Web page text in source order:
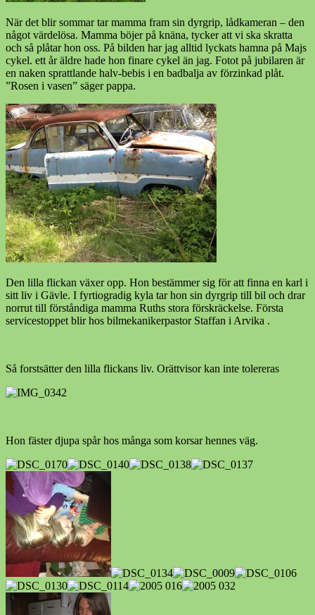
När det blir sommar tar mamma fram sin dyrgrip, lådkameran – den
något värdelösa. Mamma böjer på knäna, tycker att vi ska skratta
och så plåtar hon oss. På bilden har jag alltid lyckats hamna på Majs
cykel. ett år äldre hade hon finare cykel än jag. Fotot på jubilaren är
en naken sprattlande halv-bebis i en badbalja av förzinkad plåt.
”Rosen i vasen” säger pappa.
Den lilla flickan växer opp. Hon bestämmer sig för att finna en karl i
sitt liv i Gävle. I fyrtiogradig kyla tar hon sin dyrgrip till bil och drar
norrut till förståndiga mamma Ruths stora förskräckelse. Första
servicestoppet blir hos bilmekanikerpastor Staffan i Arvika .
Så forstsätter den lilla flickans liv. Orättvisor kan inte tolereras
Hon fäster djupa spår hos många som korsar hennes väg.